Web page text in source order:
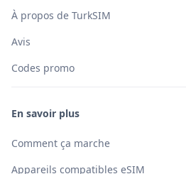
À propos de TurkSIM
Avis
Codes promo
En savoir plus
Comment ça marche
Appareils compatibles eSIM